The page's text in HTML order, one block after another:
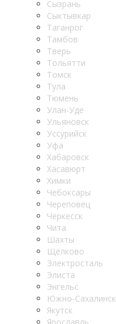
Сызрань
Сыктывкар
Таганрог
Тамбов
Тверь
Тольятти
Томск
Тула
Тюмень
Улан-Уде
Ульяновск
Уссурийск
Уфа
Хабаровск
Хасавюрт
Химки
Чебоксары
Череповец
Черкесск
Чита
Шахты
Щёлково
Электросталь
Элиста
Энгельс
Южно-Сахалинск
Якутск
Ярославль